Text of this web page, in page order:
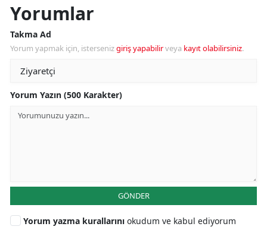
Yorumlar
Takma Ad
Yorum yapmak için, istersenizgiriş yapabilirveya kayıt olabilirsiniz.
Yorum Yazın (500 Karakter)
GÖNDER
Yorum yazma kurallarını okudum ve kabul ediyorum